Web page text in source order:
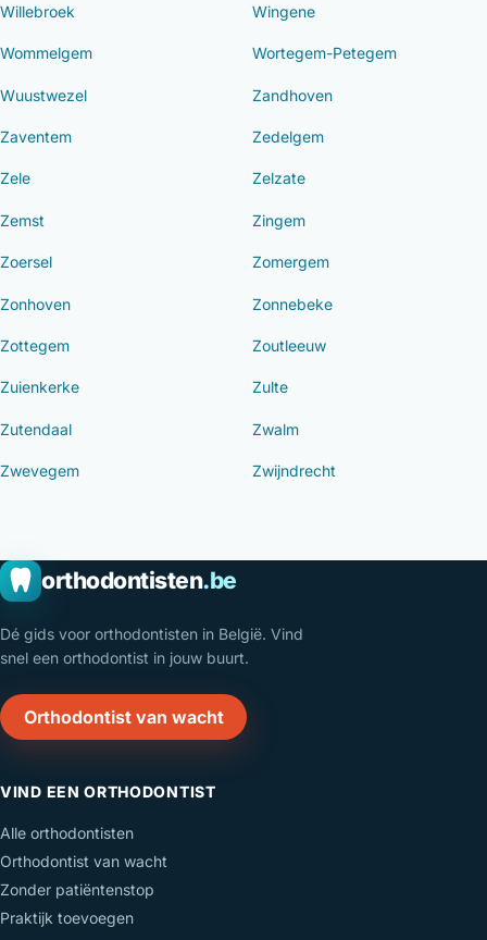
Willebroek Wingene
Wommelgem Wortegem-Petegem
Wuustwezel Zandhoven
Zaventem Zedelgem
Zele Zelzate
Zemst Zingem
Zoersel Zomergem
Zonhoven Zonnebeke
Zottegem Zoutleeuw
Zuienkerke Zulte
Zutendaal Zwalm
Zwevegem Zwijndrecht
orthodontisten.be
Dé gids voor orthodontisten in België. Vind
snel een orthodontist in jouw buurt.
Orthodontist van wacht
VIND EEN ORTHODONTIST
Alle orthodontisten
Orthodontist van wacht
Zonder patiëntenstop
Praktijk toevoegen